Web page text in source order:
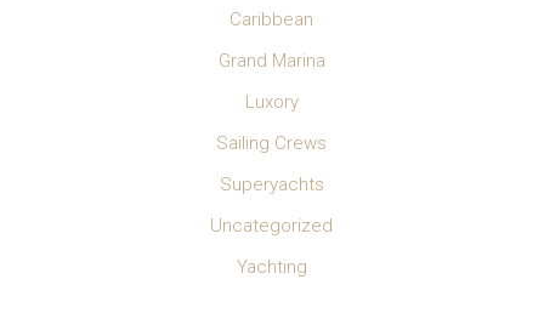
Caribbean
Grand Marina
Luxory
Sailing Crews
Superyachts
Uncategorized
Yachting